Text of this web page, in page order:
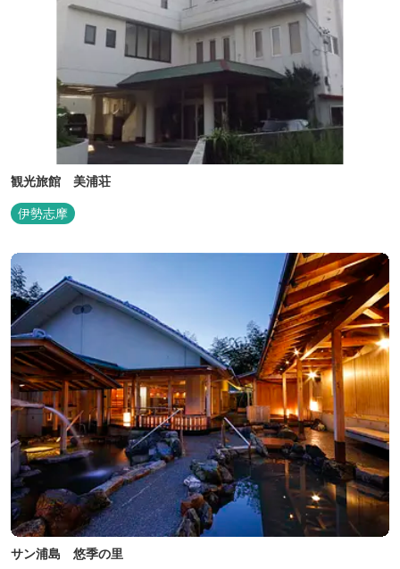
観光旅館 美浦荘
伊勢志摩
サン浦島 悠季の里